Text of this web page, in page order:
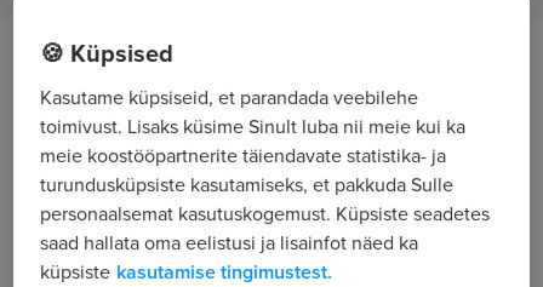
Sinu töö sisu:
Tootmises kasutatavate nõude, vormide ja
töövahendite pesemine
Nõudepesumasinate kasutamine ja jälgimine
Töövahendite korrashoiu tagamine
🍪 Küpsised
Kasutame küpsiseid, et parandada veebilehe
toimivust. Lisaks küsime Sinult luba nii meie kui ka
meie koostööpartnerite täiendavate statistika- ja
turundusküpsiste kasutamiseks, et pakkuda Sulle
personaalsemat kasutuskogemust. Küpsiste seadetes
saad hallata oma eelistusi ja lisainfot näed ka
küpsiste kasutamise tingimustest.